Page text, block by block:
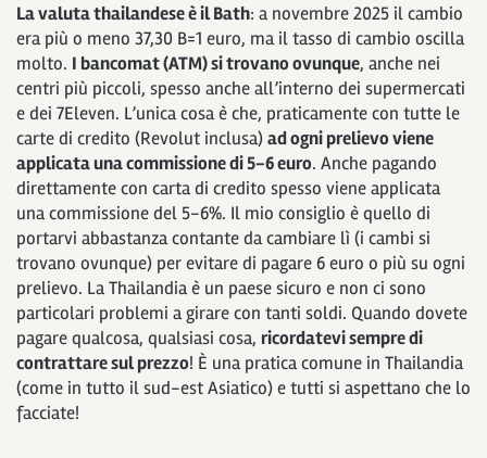
La valuta thailandese è il Bath: a novembre 2025 il cambio
era più o meno 37,30 B=1 euro, ma il tasso di cambio oscilla
molto. I bancomat (ATM) si trovano ovunque, anche nei
centri più piccoli, spesso anche all’interno dei supermercati
e dei 7Eleven. L’unica cosa è che, praticamente con tutte le
carte di credito (Revolut inclusa)ad ogni prelievo viene
applicata una commissione di 5-6 euro. Anche pagando
direttamente con carta di credito spesso viene applicata
una commissione del 5-6%. Il mio consiglio è quello di
portarvi abbastanza contante da cambiare lì (i cambi si
trovano ovunque) per evitare di pagare 6 euro o più su ogni
prelievo. La Thailandia è un paese sicuro e non ci sono
particolari problemi a girare con tanti soldi. Quando dovete
pagare qualcosa, qualsiasi cosa, ricordatevi sempre di
contrattare sul prezzo! È una pratica comune in Thailandia
(come in tutto il sud-est Asiatico) e tutti si aspettano che lo
facciate!